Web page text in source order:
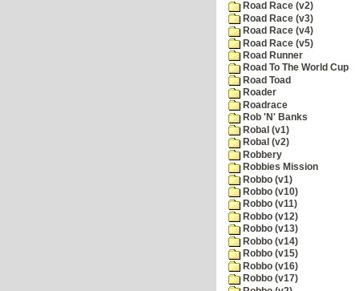
Road Race (v2)
Road Race (v3)
Road Race (v4)
Road Race (v5)
Road Runner
Road To The World Cup
Road Toad
Roader
Roadrace
Rob 'N' Banks
Robal (v1)
Robal (v2)
Robbery
Robbies Mission
Robbo (v1)
Robbo (v10)
Robbo (v11)
Robbo (v12)
Robbo (v13)
Robbo (v14)
Robbo (v15)
Robbo (v16)
Robbo (v17)